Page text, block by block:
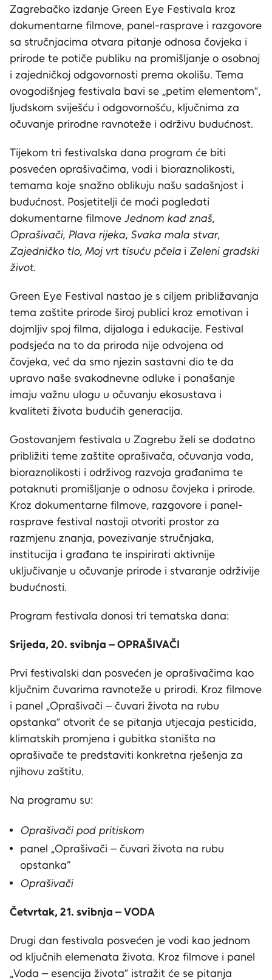
Zagrebačko izdanje Green Eye Festivala kroz
dokumentarne filmove, panel-rasprave i razgovore
sa stručnjacima otvara pitanje odnosa čovjeka i
prirode te potiče publiku na promišljanje o osobnoj
i zajedničkoj odgovornosti prema okolišu. Tema
ovogodišnjeg festivala bavi se „petim elementom“,
ljudskom sviješću i odgovornošću, ključnima za
očuvanje prirodne ravnoteže i održivu budućnost.
Tijekom tri festivalska dana program će biti
posvećen oprašivačima, vodi i bioraznolikosti,
temama koje snažno oblikuju našu sadašnjost i
budućnost. Posjetitelji će moći pogledati
dokumentarne filmove Jednom kad znaš,
Oprašivači, Plava rijeka, Svaka mala stvar,
Zajedničko tlo, Moj vrt tisuću pčela i Zeleni gradski
život.
Green Eye Festival nastao je s ciljem približavanja
tema zaštite prirode široj publici kroz emotivan i
dojmljiv spoj filma, dijaloga i edukacije. Festival
podsjeća na to da priroda nije odvojena od
čovjeka, već da smo njezin sastavni dio te da
upravo naše svakodnevne odluke i ponašanje
imaju važnu ulogu u očuvanju ekosustava i
kvaliteti života budućih generacija.
Gostovanjem festivala u Zagrebu želi se dodatno
približiti teme zaštite oprašivača, očuvanja voda,
bioraznolikosti i održivog razvoja građanima te
potaknuti promišljanje o odnosu čovjeka i prirode.
Kroz dokumentarne filmove, razgovore i panel-
rasprave festival nastoji otvoriti prostor za
razmjenu znanja, povezivanje stručnjaka,
institucija i građana te inspirirati aktivnije
uključivanje u očuvanje prirode i stvaranje održivije
budućnosti.
Program festivala donosi tri tematska dana:
Srijeda, 20. svibnja – OPRAŠIVAČI
Prvi festivalski dan posvećen je oprašivačima kao
ključnim čuvarima ravnoteže u prirodi. Kroz filmove
i panel „Oprašivači – čuvari života na rubu
opstanka“ otvorit će se pitanja utjecaja pesticida,
klimatskih promjena i gubitka staništa na
oprašivače te predstaviti konkretna rješenja za
njihovu zaštitu.
Na programu su:
Oprašivači pod pritiskom
panel „Oprašivači – čuvari života na rubu
opstanka“
Oprašivači
Četvrtak, 21. svibnja – VODA
Drugi dan festivala posvećen je vodi kao jednom
od ključnih elemenata života. Kroz filmove i panel
„Voda – esencija života“ istražit će se pitanja